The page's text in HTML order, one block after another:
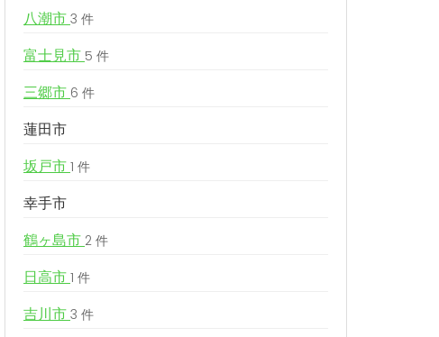
八潮市 3 件
富士見市 5 件
三郷市 6 件
蓮田市
坂戸市 1 件
幸手市
鶴ヶ島市 2 件
日高市 1 件
吉川市 3 件